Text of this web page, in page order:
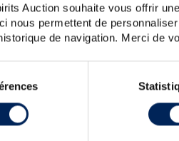
Auction souhaite vous offrir
nous permettent de
de navigation. Merci de
après un élevage en fût de
ses fûts de sherry qui font
cet embouteillage, Suntory
spécialement pour des
difficultés de l'industrie à
Édition limitée à 471 bouteilles.
Of. Suntory
Yamazaki 1993 Of. Single